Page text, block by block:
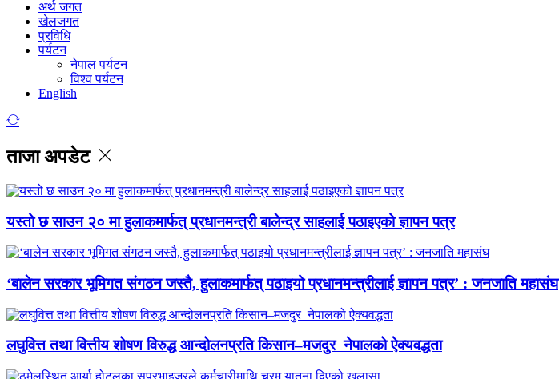
अर्थ जगत
खेलजगत
प्रविधि
पर्यटन
नेपाल पर्यटन
विश्व पर्यटन
English
ताजा अपडेट
यस्तो छ साउन २० मा हुलाकमार्फत् प्रधानमन्त्री बालेन्द्र साहलाई पठाइएको ज्ञापन पत्र
‘बालेन सरकार भूमिगत संगठन जस्तै, हुलाकमार्फत् पठाइयो प्रधानमन्त्रीलाई ज्ञापन पत्र’ : जनजाति महासंघ
लघुवित्त तथा वित्तीय शोषण विरुद्ध आन्दोलनप्रति किसान–मजदुर नेपालको ऐक्यवद्धता